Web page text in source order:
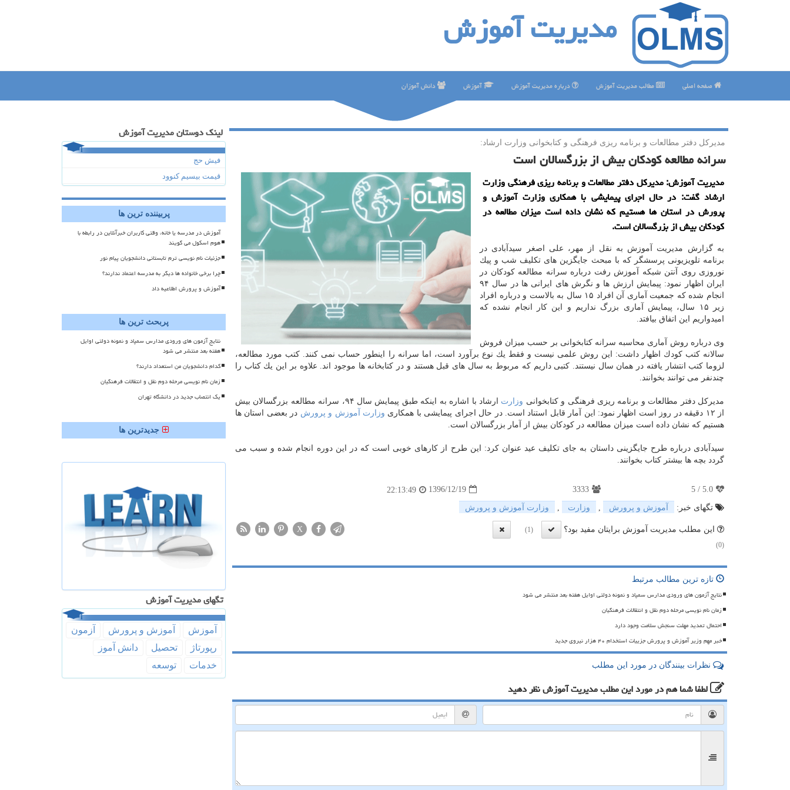
مدیریت آموزش
صفحه اصلی مطالب مدیریت آموزش درباره مدیریت آموزش آموزش دانش آموزان
مدیركل دفتر مطالعات و برنامه ریزی فرهنگی و كتابخوانی وزارت ارشاد:
سرانه مطالعه كودكان بیش از بزرگسالان است
مدیریت آموزش: مدیركل دفتر مطالعات و برنامه ریزی فرهنگی وزارت
ارشاد گفت: در حال اجرای پیمایشی با همكاری وزارت آموزش و
پرورش در استان ها هستیم كه نشان داده است میزان مطالعه در
كودكان بیش از بزرگسالان است.
به گزارش مدیریت آموزش به نقل از مهر، علی اصغر سیدآبادی در
برنامه تلویزیونی پرسشگر كه با مبحث جایگزین های تكلیف شب و پیك
نوروزی روی آنتن شبكه آموزش رفت درباره سرانه مطالعه كودكان در
ایران اظهار نمود: پیمایش ارزش ها و نگرش های ایرانی ها در سال ۹۴
انجام شده كه جمعیت آماری آن افراد ۱۵ سال به بالاست و درباره افراد
زیر ۱۵ سال، پیمایش آماری بزرگ نداریم و این كار انجام نشده كه
امیدواریم این اتفاق بیافتد.
وی درباره روش آماری محاسبه سرانه كتابخوانی بر حسب میزان فروش
سالانه كتب كودك اظهار داشت: این روش علمی نیست و فقط یك نوع برآورد است، اما سرانه را اینطور حساب نمی كنند. كتب مورد مطالعه،
لزوما كتب انتشار یافته در همان سال نیستند. كتبی داریم كه مربوط به سال های قبل هستند و در كتابخانه ها موجود اند. علاوه بر این یك كتاب را
چندنفر می توانند بخوانند.
مدیركل دفتر مطالعات و برنامه ریزی فرهنگی و كتابخوانی وزارت
ارشاد با اشاره به اینكه طبق پیمایش سال ۹۴، سرانه مطالعه بزرگسالان بیش
از ۱۲ دقیقه در روز است اظهار نمود: این آمار قابل استناد است. در حال اجرای پیمایشی با همكاری
وزارت آموزش و پرورش در بعضی استان ها
هستیم كه نشان داده است میزان مطالعه در كودكان بیش از آمار بزرگسالان است.
سیدآبادی درباره طرح جایگزینی داستان به جای تكلیف عید عنوان كرد: این طرح از كارهای خوبی است كه در این دوره انجام شده و سبب می
گردد بچه ها بیشتر كتاب بخوانند.
5.0
/
5
3333
1396/12/19
22:13:49
تگهای خبر:
آموزش و پرورش وزارت وزارت آموزش و پرورش
این مطلب مدیریت آموزش برایتان مفید بود؟
(1)
(0)
X
تازه ترین مطالب مرتبط
نتایج آزمون های ورودی مدارس سمپاد و نمونه دولتی اوایل هفته بعد منتشر می شود
زمان نام نویسی مرحله دوم نقل و انتقالات فرهنگیان
احتمال تمدید مهلت سنجش سلامت وجود دارد
خبر مهم وزیر آموزش و پرورش جزییات استخدام ۴۰ هزار نیروی جدید
نظرات بینندگان در مورد این مطلب
لطفا شما همدر مورد این مطلب مدیریت آموزشنظر دهید
لینک دوستان مدیریت آموزش
فیش حج
قیمت بیسیم کنوود
پربیننده ترین ها
آموزش در مدرسه یا خانه، وقتی کاربران خبرآنلاین در رابطه با
هوم اسکول می گویند
جزئیات نام نویسی ترم تابستانی دانشجویان پیام نور
چرا برخی خانواده ها دیگر به مدرسه اعتماد ندارند؟
آموزش و پرورش اطلاعیه داد
پربحث ترین ها
نتایج آزمون های ورودی مدارس سمپاد و نمونه دولتی اوایل
هفته بعد منتشر می شود
کدام دانشجویان من استعداد دارند؟
زمان نام نویسی مرحله دوم نقل و انتقالات فرهنگیان
یک انتصاب جدید در دانشگاه تهران
جدیدترین ها
تگهای مدیریت آموزش
آموزش آموزش و پرورش
آزمون
رپورتاژ
تحصیل
دانش آموز
خدمات
توسعه